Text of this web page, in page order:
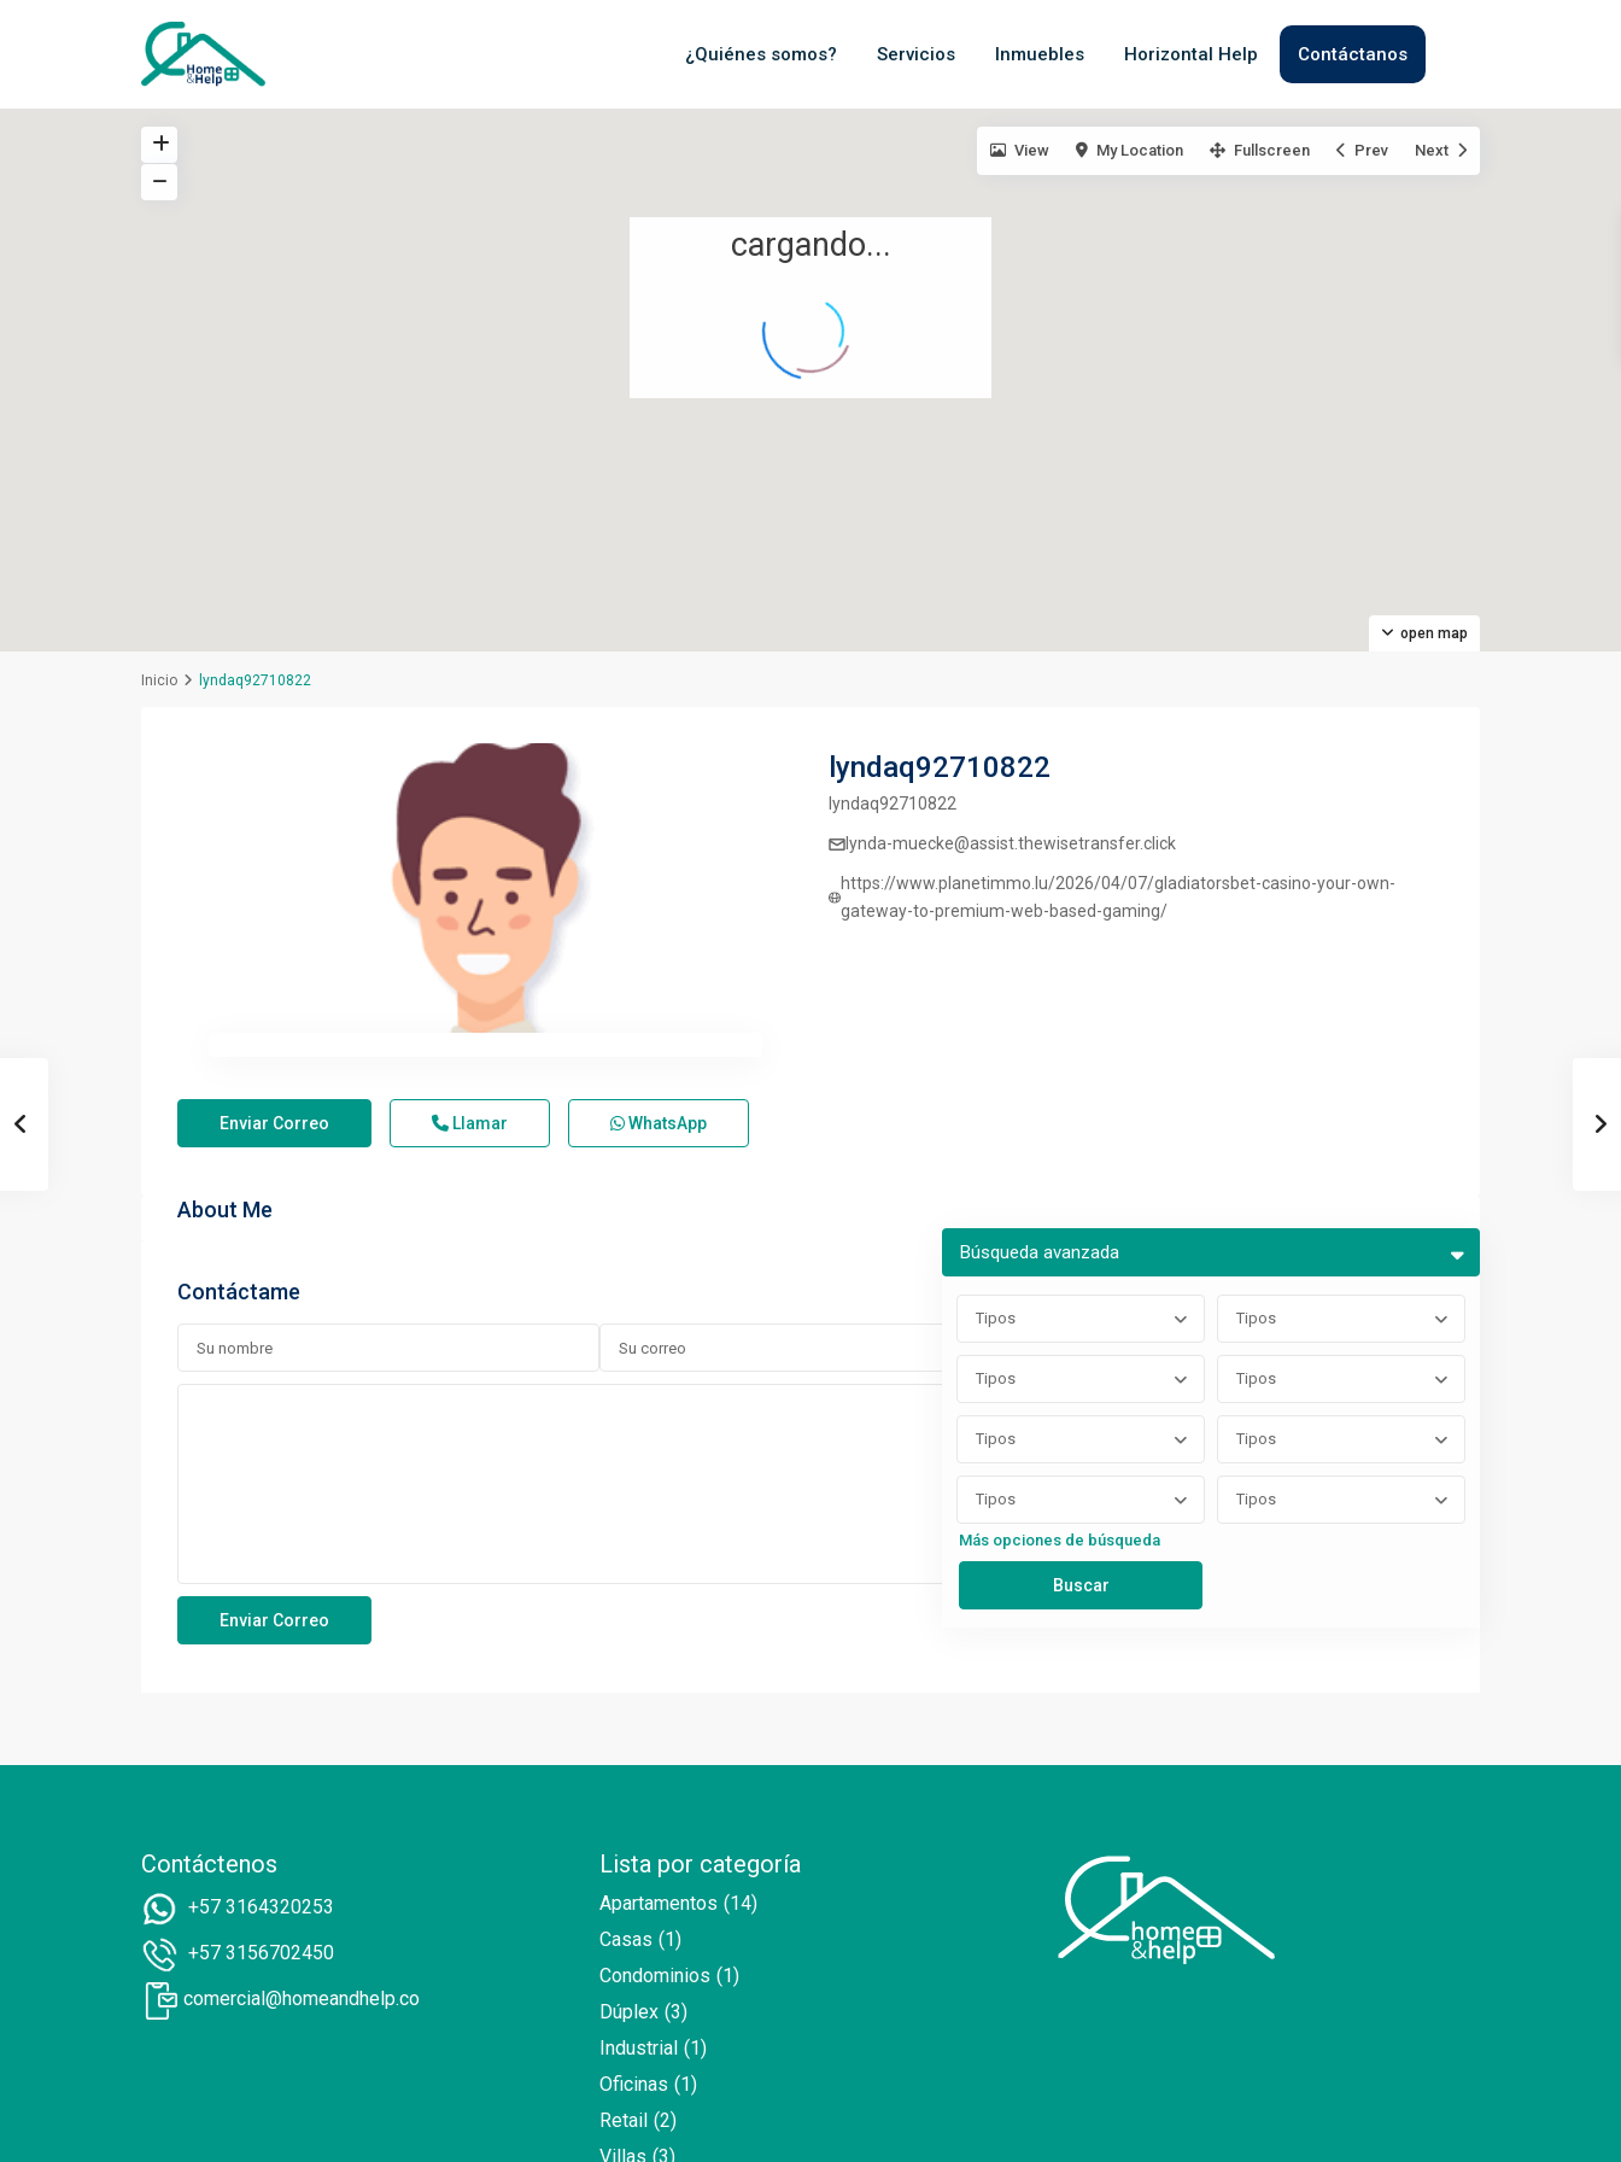
¿Quiénes somos? Servicios Inmuebles Horizontal Help Contáctanos
cargando...
open map
View My Location Fullscreen Prev Next
Búsqueda avanzada
Tipos Tipos
Tipos Tipos
Tipos Tipos
Tipos Tipos
Más opciones de búsqueda
Inicio lyndaq92710822
lyndaq92710822
lyndaq92710822
lynda-muecke@assist.thewisetransfer.click
https://www.planetimmo.lu/2026/04/07/gladiatorsbet-casino-your-own-
gateway-to-premium-web-based-gaming/
Enviar Correo Llamar WhatsApp
About Me
Contáctame
Contáctenos
+57 3164320253
+57 3156702450
comercial@homeandhelp.co
Lista por categoría
Apartamentos (14)
Casas (1)
Condominios (1)
Dúplex (3)
Industrial (1)
Oficinas (1)
Retail (2)
Villas (3)